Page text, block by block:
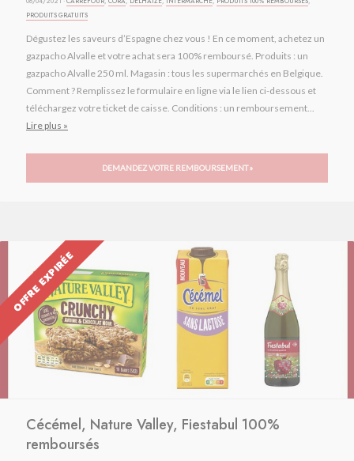
PRODUITS GRATUITS
Dégustez les saveurs d’Espagne chez vous ! En ce moment, achetez un
gazpacho Alvalle et votre achat sera 100% remboursé. Produits : un
gazpacho Alvalle 250 ml. Magasin : tous les supermarchés en Belgique.
Comment ? Remplissez le formulaire en ligne via le lien ci-dessous et
téléchargez votre ticket de caisse. Conditions : un remboursement...
Lire plus »
DEMANDEZ VOTRE REMBOURSEMENT »
OFFRE EXPIRÉE
Cécémel, Nature Valley, Fiestabul 100%
remboursés